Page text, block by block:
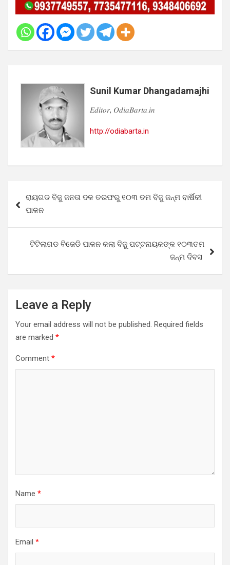
Sunil Kumar Dhangadamajhi
𝐸𝑑𝑖𝑡𝑜𝑟, 𝑂𝑑𝑖𝑎𝐵𝑎𝑟𝑡𝑎.𝑖𝑛
http://odiabarta.in
navigation
ରାୟଗଡ ବିଜୁ ଜନତା ଦଳ ତରଫରୁ ୧୦୩ ତମ ବିଜୁ ଜନ୍ମ ବାର୍ଷିକୀ
ପାଳନ
ଟିଟିଲାଗଡ ବିଜେଡି ପାଳନ କଲା ବିଜୁ ପଟ୍ଟନାୟକଙ୍କ ୧୦୩ତମ
ଜନ୍ମ ଦିବସ
Leave a Reply
Your email address will not be published. Required fields
are marked *
Comment *
Name *
Email *